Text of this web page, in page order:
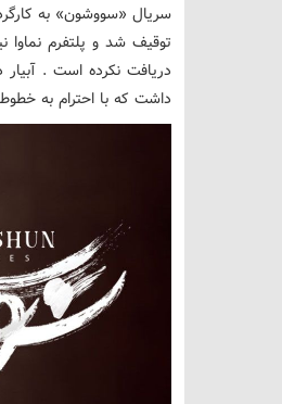
توقیف شد و پلتفرم نماوا
دریافت نکرده است . آبیار
داشت که با احترام به